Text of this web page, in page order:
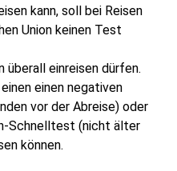
kann, soll bei Reisen
Union keinen Test
einreisen dürfen.
einen negativen
vor der Abreise) oder
Schnelltest (nicht älter
können.